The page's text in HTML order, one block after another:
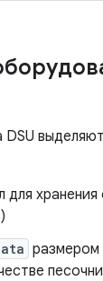
DSU
для хранения
размером